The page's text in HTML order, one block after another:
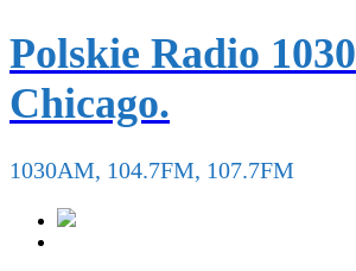
Polskie Radio 1030
Chicago.
1030AM, 104.7FM, 107.7FM